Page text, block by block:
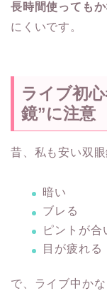
長時間使っても
にくいです。
ライブ初
鏡”に注意
昔、私も安い双
暗い
ブレる
ピントが合
目が疲れる
で、ライブ中か